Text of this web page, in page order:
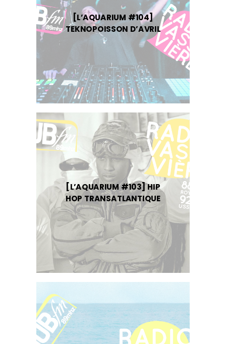
[L’AQUARIUM #104]
TEKNOPOISSON D’AVRIL
[L’AQUARIUM #103] HIP
HOP TRANSATLANTIQUE